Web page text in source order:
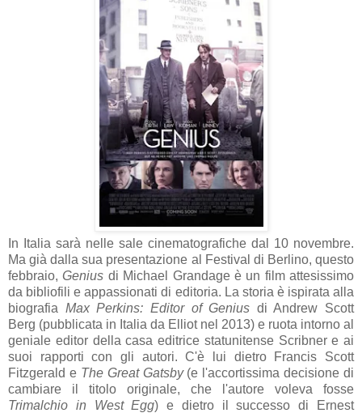
In Italia sarà nelle sale cinematografiche dal 10 novembre.
Ma già dalla sua presentazione al Festival di Berlino, questo
febbraio,Genius di Michael Grandage è un film attesissimo
da bibliofili e appassionati di editoria. La storia è ispirata alla
biografia Max Perkins: Editor of Genius di Andrew Scott
Berg (pubblicata in Italia da Elliot nel 2013) e ruota intorno al
geniale editor della casa editrice statunitense Scribner e ai
suoi rapporti con gli autori. C'è lui dietro Francis Scott
Fitzgerald e The Great Gatsby(e l'accortissima decisione di
cambiare il titolo originale, che l'autore voleva fosse
Trimalchio in West Egg) e dietro il successo di Ernest